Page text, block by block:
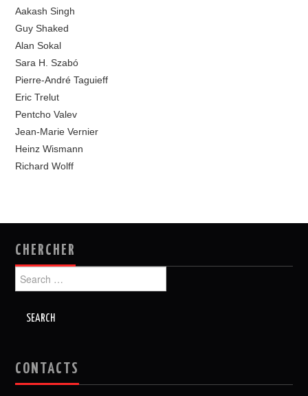
Aakash Singh
Guy Shaked
Alan Sokal
Sara H. Szabó
Pierre-André Taguieff
Eric Trelut
Pentcho Valev
Jean-Marie Vernier
Heinz Wismann
Richard Wolff
CHERCHER
for:
CONTACTS